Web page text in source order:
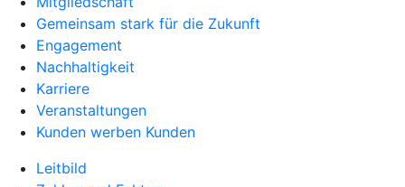
Gemeinsam stark für die Zukunft
Engagement
Nachhaltigkeit
Karriere
Veranstaltungen
Kunden werben Kunden
Leitbild